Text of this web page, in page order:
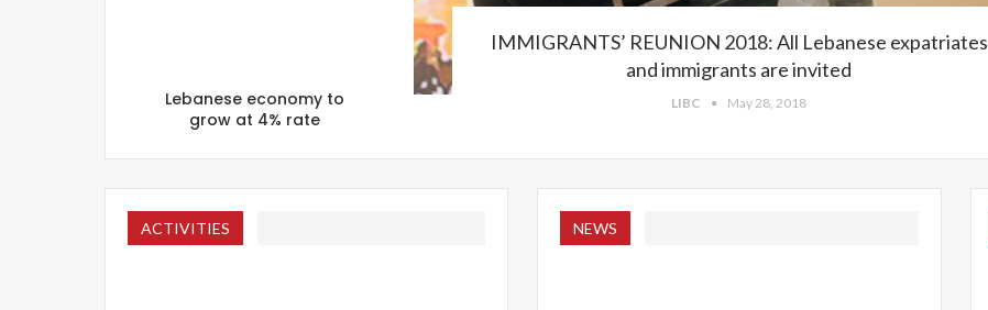
IMMIGRANTS’ REUNION 2018: All Lebanese expatriates
and immigrants are invited
LIBC May 28, 2018
Lebanese economy to
grow at 4% rate
ACTIVITIES NEWS